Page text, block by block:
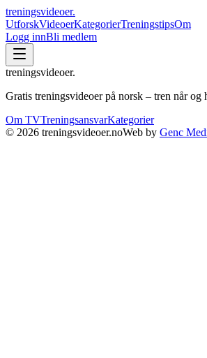
treningsvideoer.
UtforskVideoerKategorierTreningstipsOm
Logg innBli medlem
treningsvideoer.
Gratis treningsvideoer på norsk – tren når og
Om TVTreningsansvarKategorier
© 2026 treningsvideoer.noWeb by Genc